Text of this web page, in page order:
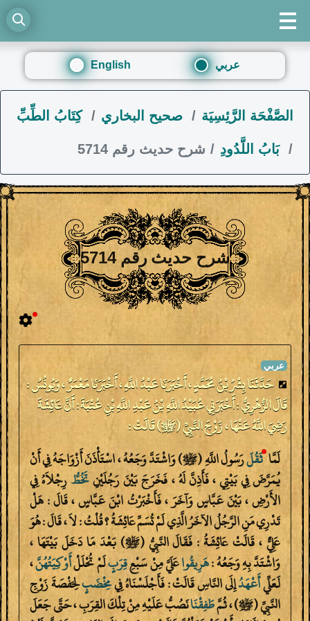
English عربي
الصَّفْحَة الرَّئِسِيَة صحيح البخاري كِتَابُ الطِّبِّ
بَابُ اللَّدُودِ شرح حديث رقم 5714
شرح حديث رقم 5714
حَدَّثَنَا بِشْرُ بْنُ مُحَمَّدٍ ، أَخْبَرَنَا عَبْدُ اللَّهِ ، أَخْبَرَنَا مَعْمَرٌ ، وَيُونُسُ :
قَالَ الزُّهْرِيُّ : أَخْبَرَنِي عُبَيْدُ اللَّهِ بْنُ عَبْدِ اللَّهِ بْنِ عُتْبَةَ : أَنَّ عَائِشَةَ
رَضِيَ اللَّهُ عَنْهَا ، زَوْجَ النَّبِيِّ (ﷺ) قَالَتْ :
لَمَّاثَقُلَرَسُولُ اللَّهِ (ﷺ) وَاشْتَدَّ وَجَعُهُ ، اسْتَأْذَنَ أَزْوَاجَهُ فِي أَنْ
يُمَرَّضَ فِي بَيْتِي ، فَأَذِنَّ لَهُ ، فَخَرَجَ بَيْنَ رَجُلَيْنِتَخُطُّرِجْلاَهُ فِي
الأَرْضِ ، بَيْنَ عَبَّاسٍ وَآخَرَ ، فَأَخْبَرْتُ ابْنَ عَبَّاسٍ ، قَالَ : هَلْ
تَدْرِي مَنِ الرَّجُلُ الآخَرُ الَّذِي لَمْ تُسَمِّ عَائِشَةُ ؟ قُلْتُ : لاَ ، قَالَ : هُوَ
عَلِيٌّ ، قَالَتْ عَائِشَةُ : فَقَالَ النَّبِيُّ (ﷺ) بَعْدَ مَا دَخَلَ بَيْتَهَا ،
وَاشْتَدَّ بِهِ وَجَعُهُ :هَرِيقُواعَلَيَّ مِنْ سَبْعِقِرَبٍلَمْ تُحْلَلْأَوْكِيَتُهُنَّ،
لَعَلِّيأَعْهَدُإِلَى النَّاسِ قَالَتْ : فَأَجْلَسْنَاهُ فِيمِخْضَبٍلِحَفْصَةَ زَوْجِ
النَّبِيِّ (ﷺ) ، ثُمَّطَفِقْنَانَصُبُّ عَلَيْهِ مِنْ تِلْكَ القِرَبِ ، حَتَّى جَعَلَ